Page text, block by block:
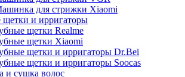
для стрижки Xiaomi
щетки и ирригаторы
щетки Realme
щетки Xiaomi
щетки и ирригаторы Dr.Bei
щетки и ирригаторы Soocas
и сушка волос